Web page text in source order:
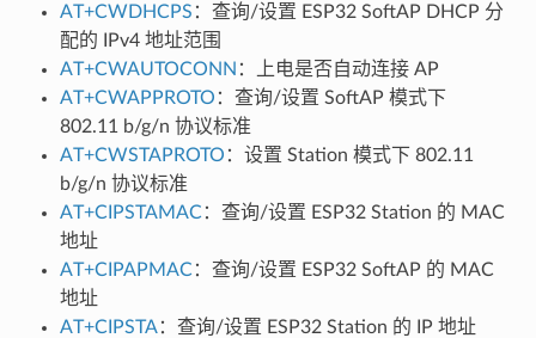
AT+CWDHCPS ：查询/设置 ESP32 SoftAP DHCP 分
配的 IPv4 地址范围
AT+CWAUTOCONN ：上电是否自动连接 AP
AT+CWAPPROTO ：查询/设置 SoftAP 模式下
802.11 b/g/n 协议标准
AT+CWSTAPROTO ：设置 Station 模式下 802.11
b/g/n 协议标准
AT+CIPSTAMAC：查询/设置 ESP32 Station 的 MAC
地址
AT+CIPAPMAC：查询/设置 ESP32 SoftAP 的 MAC
地址
AT+CIPSTA：查询/设置 ESP32 Station 的 IP 地址